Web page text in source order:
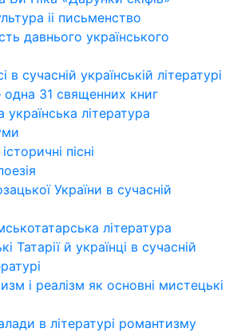
ii письменство
давнього українського
сучасній українській літературі
одна 31 священних книг
українська література
пісні
України в сучасній
література
Татарії й українці в сучасній
і реалізм як основні мистецькі
в літературі романтизму